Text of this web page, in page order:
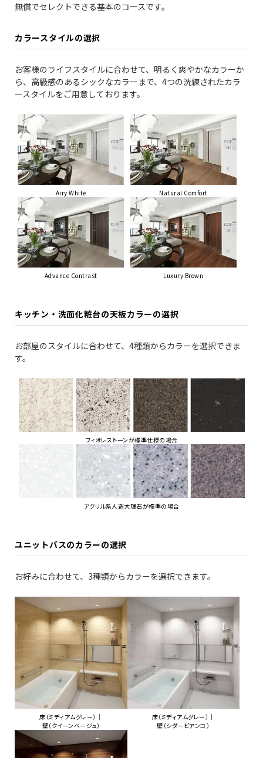
無償でセレクトできる基本のコースです。
カラースタイルの選択
お客様のライフスタイルに合わせて、明るく爽やかなカラーか
ら、高級感のあるシックなカラーまで、4つの洗練されたカラ
ースタイルをご用意しております。
Airy White Natural Comfort
Advance Contrast Luxury Brown
キッチン・洗面化粧台の天板カラーの選択
お部屋のスタイルに合わせて、4種類からカラーを選択できま
す。
フィオレストーンが標準仕様の場合
アクリル系人造大理石が標準の場合
ユニットバスのカラーの選択
お好みに合わせて、3種類からカラーを選択できます。
床（ミディアムグレー）｜
壁（クイーンベージュ）
床（ミディアムグレー）｜
壁（シダービアンコ）